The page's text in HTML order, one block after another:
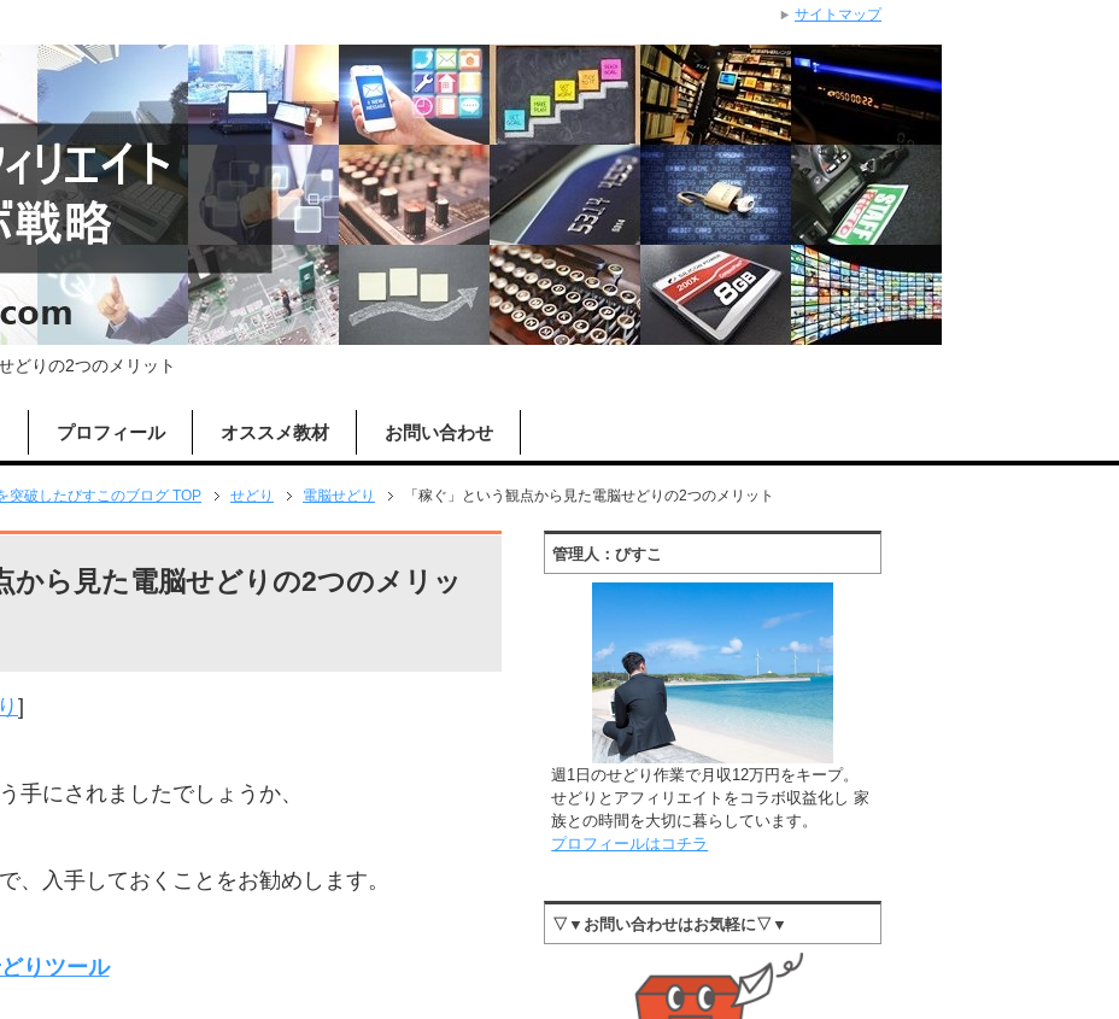
どりの2つのメリット
プロフィール オススメ教材 お問い合わせ
突破したびすこのブログ TOP せどり 電脳せどり 「稼ぐ」という観点から見た電脳せどりの2つのメリット
から見た電脳せどりの2つのメリッ
]
手にされましたでしょうか、
、入手しておくことをお勧めします。
りツール
管理人：びすこ
週1日のせどり作業で月収12万円をキープ。
せどりとアフィリエイトをコラボ収益化し 家
族との時間を大切に暮らしています。
プロフィールはコチラ
▽▼お問い合わせはお気軽に▽▼
サイトマップ